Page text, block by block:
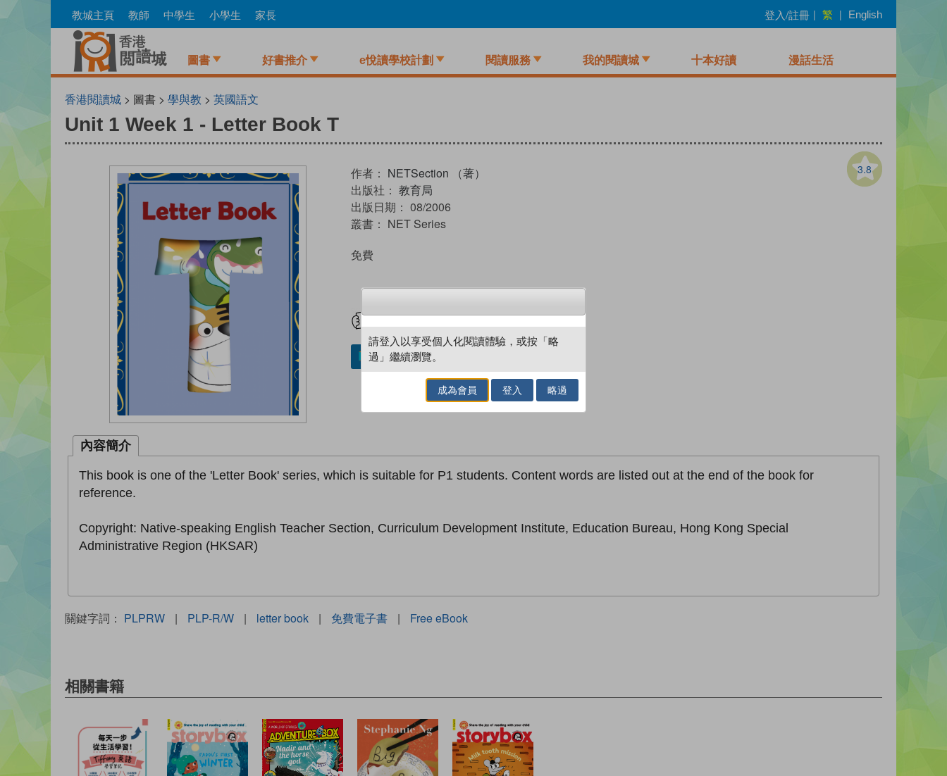
to
教城主頁 教師 中學生 小學生 家長 登入/註冊 | 繁 | English
圖書 好書推介 e悅讀學校計劃 閱讀服務 我的閱讀城 十本好讀 漫話生活
香港閱讀城 > 圖書 > 學與教 > 英國語文
Unit 1 Week 1 - Letter Book T
3.8
作者： NETSection （著）
出版社： 教育局
出版日期： 08/2006
叢書： NET Series
免費
加入／閱讀電子書
內容簡介
This book is one of the 'Letter Book' series, which is suitable for P1 students. Content words are listed out at the end of the book for
reference.
Copyright: Native-speaking English Teacher Section, Curriculum Development Institute, Education Bureau, Hong Kong Special
Administrative Region (HKSAR)
關鍵字詞： PLPRW | PLP-R/W | letter book | 免費電子書 | Free eBook
相關書籍
請登入以享受個人化閱讀體驗，或按「略
過」繼續瀏覽。
成為會員 登入 略過